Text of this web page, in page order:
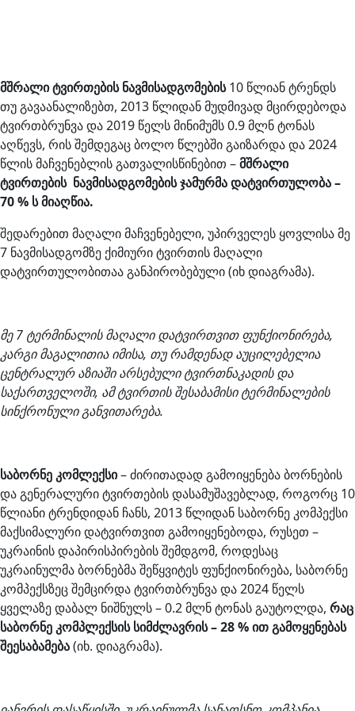
მშრალი ტვირთების ნავმისადგომების10 წლიან ტრენდს
თუ გავაანალიზებთ, 2013 წლიდან მუდმივად მცირდებოდა
ტვირთბრუნვა და 2019 წელს მინიმუმს 0.9 მლნ ტონას
აღწევს, რის შემდეგაც ბოლო წლებში გაიზარდა და 2024
წლის მაჩვენებლის გათვალისწინებით –მშრალი
ტვირთების ნავმისადგომების ჯამურმა დატვირთულობა –
70 % ს მიაღწია.
შედარებით მაღალი მაჩვენებელი, უპირველეს ყოვლისა მე
7 ნავმისადგომზე ქიმიური ტვირთის მაღალი
დატვირთულობითაა განპირობებული (იხ დიაგრამა).
მე 7 ტერმინალის მაღალი დატვირთვით ფუნქიონირება,
კარგი მაგალითია იმისა, თუ რამდენად აუცილებელია
ცენტრალურ აზიაში არსებული ტვირთნაკადის და
საქართველოში, ამ ტვირთის შესაბამისი ტერმინალების
სინქრონული განვითარება.
საბორნე კომლექსი– ძირითადად გამოიყენება ბორნების
და გენერალური ტვირთების დასამუშავებლად, როგორც 10
წლიანი ტრენდიდან ჩანს, 2013 წლიდან საბორნე კომპექსი
მაქსიმალური დატვირთვით გამოიყენებოდა, რუსეთ –
უკრაინის დაპირისპირების შემდგომ, როდესაც
უკრაინულმა ბორნებმა შეწყვიტეს ფუნქიონირება, საბორნე
კომპექსზეც შემცირდა ტვირთბრუნვა და 2024 წელს
ყველაზე დაბალ ნიშნულს – 0.2 მლნ ტონას გაუტოლდა, რაც
საბორნე კომპლექსის სიმძლავრის – 28 % ით გამოყენებას
შეესაბამება(იხ. დიაგრამა).